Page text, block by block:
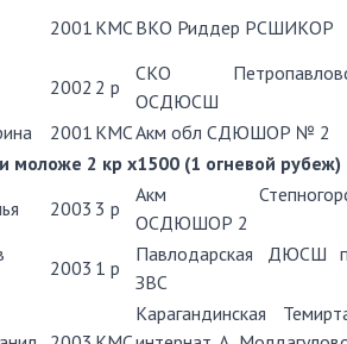
2001 КМС ВКО Риддер РСШИКОР
2002 2 р
СКО
ОСДЮСШ
2001 КМСАкм обл СДЮШОР № 2
моложе 2 кр х1500 (1 огневой рубеж)
2003 3 р
Акм
ОСДЮШОР 2
2003 1 р
Павлодарская ДЮСШ
ЗВС
Карагандинская